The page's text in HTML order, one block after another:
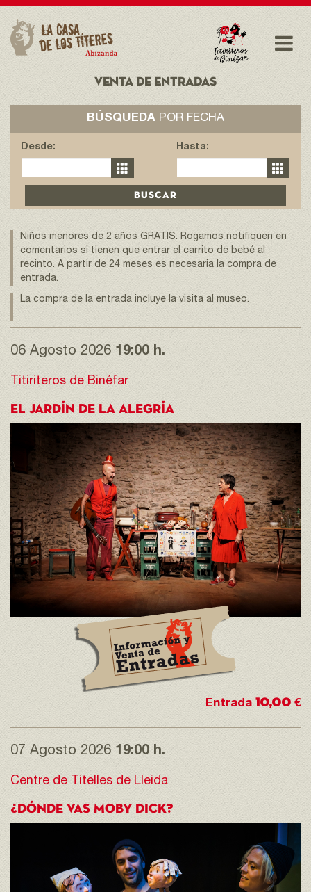
VENTA DE ENTRADAS
BÚSQUEDA POR FECHA
Desde: Hasta:
Niños menores de 2 años GRATIS. Rogamos notifiquen en
comentarios si tienen que entrar el carrito de bebé al
recinto. A partir de 24 meses es necesaria la compra de
entrada.
La compra de la entrada incluye la visita al museo.
06 Agosto 2026 19:00 h.
Titiriteros de Binéfar
EL JARDÍN DE LA ALEGRÍA
Entrada 10,00 €
07 Agosto 2026 19:00 h.
Centre de Titelles de Lleida
¿DÓNDE VAS MOBY DICK?